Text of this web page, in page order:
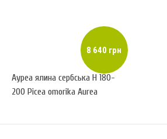
8 640 грн
Ауреа ялина сербська H 180-
200 Picea omorika Aurea